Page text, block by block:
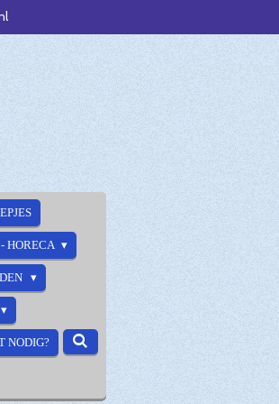
HORECA
NODIG?